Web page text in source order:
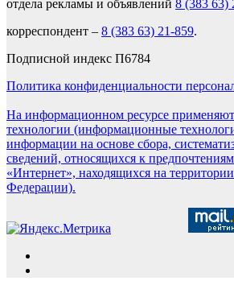
отдела рекламы и объявлений 8 (383 63)
корреспондент – 8 (383 63) 21-859.
Подписной индекс П6784
Политика конфиденциальности
На информационном ресурсе
технологии (информационные
информации на основе сбора,
сведений, относящихся к предпочтениям
«Интернет», находящихся на
Федерации).